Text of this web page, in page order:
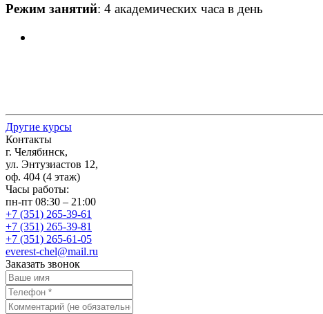
Режим занятий: 4 академических часа в день
Другие курсы
Контакты
г. Челябинск,
ул. Энтузиастов 12,
оф. 404 (4 этаж)
Часы работы:
пн-пт 08:30 – 21:00
+7 (351) 265-39-61
+7 (351) 265-39-81
+7 (351) 265-61-05
everest-chel@mail.ru
Заказать звонок